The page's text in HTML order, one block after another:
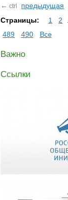
← ctrl предыдущая
Страницы:
1 2
489
490 Все
Важно
Ссылки